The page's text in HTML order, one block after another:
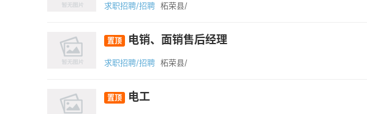
求职招聘/招聘 柘荣县/
置顶 电销、面销售后经理
求职招聘/招聘 柘荣县/
置顶 电工